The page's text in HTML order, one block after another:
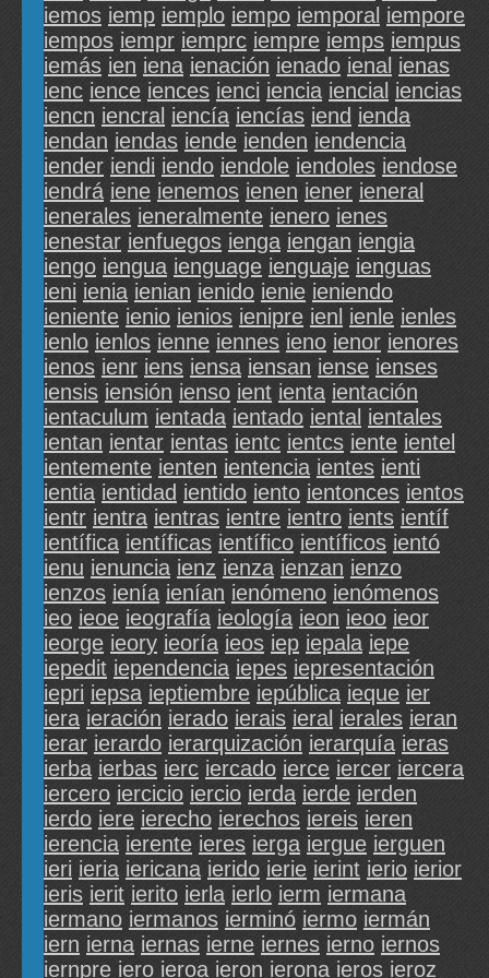
iemos iemp iemplo iempo iemporal iempore
iempos iempr iemprc iempre iemps iempus
iemás ien iena ienación ienado ienal ienas
ienc ience iences ienci iencia iencial iencias
iencn iencral iencía iencías iend ienda
iendan iendas iende ienden iendencia
iender iendi iendo iendole iendoles iendose
iendrá iene ienemos ienen iener ieneral
ienerales ieneralmente ienero ienes
ienestar ienfuegos ienga iengan iengia
iengo iengua ienguage ienguaje ienguas
ieni ienia ienian ienido ienie ieniendo
ieniente ienio ienios ienipre ienl ienle ienles
ienlo ienlos ienne iennes ieno ienor ienores
ienos ienr iens iensa iensan iense ienses
iensis iensión ienso ient ienta ientación
ientaculum ientada ientado iental ientales
ientan ientar ientas ientc ientcs iente ientel
ientemente ienten ientencia ientes ienti
ientia ientidad ientido iento ientonces ientos
ientr ientra ientras ientre ientro ients ientíf
ientífica ientíficas ientífico ientíficos ientó
ienu ienuncia ienz ienza ienzan ienzo
ienzos ienía ienían ienómeno ienómenos
ieo ieoe ieografía ieología ieon ieoo ieor
ieorge ieory ieoría ieos iep iepala iepe
iepedit iependencia iepes iepresentación
iepri iepsa ieptiembre iepública ieque ier
iera ieración ierado ierais ieral ierales ieran
ierar ierardo ierarquización ierarquía ieras
ierba ierbas ierc iercado ierce iercer iercera
iercero iercicio iercio ierda ierde ierden
ierdo iere ierecho ierechos iereis ieren
ierencia ierente ieres ierga iergue ierguen
ieri ieria iericana ierido ierie ierint ierio ierior
ieris ierit ierito ierla ierlo ierm iermana
iermano iermanos ierminó iermo iermán
iern ierna iernas ierne iernes ierno iernos
iernpre iero ieroa ieron ierona ieros ieroz